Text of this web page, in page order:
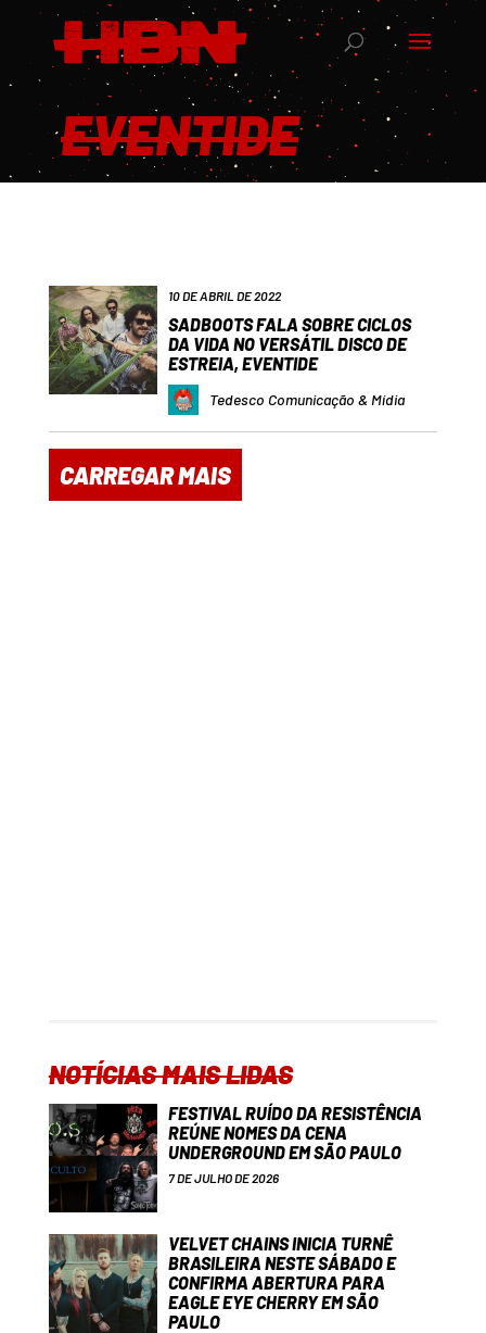
EVENTIDE
10 DE ABRIL DE 2022
SADBOOTS FALA SOBRE CICLOS
DA VIDA NO VERSÁTIL DISCO DE
ESTREIA, EVENTIDE
Tedesco Comunicação & Mídia
CARREGAR MAIS
NOTÍCIAS MAIS LIDAS
FESTIVAL RUÍDO DA RESISTÊNCIA
REÚNE NOMES DA CENA
UNDERGROUND EM SÃO PAULO
7 DE JULHO DE 2026
VELVET CHAINS INICIA TURNÊ
BRASILEIRA NESTE SÁBADO E
CONFIRMA ABERTURA PARA
EAGLE EYE CHERRY EM SÃO
PAULO